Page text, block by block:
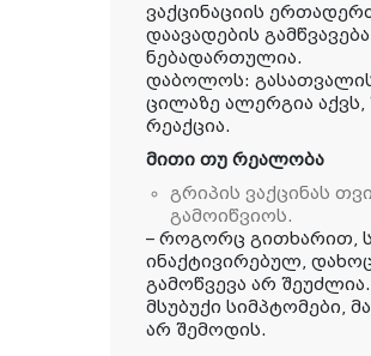
ვაქცინაციის
დაავადების
ნებადართულია.
დაბოლოს:
ცილაზე ალერგია
რეაქცია.
მითი თუ რეალობა
გრიპის ვაქცინას
გამოიწვიოს.
– როგორც გითხარით,
ინაქტივირებულ,
გამოწვევა არ
მსუბუქი სიმპტომები,
არ შემოდის.